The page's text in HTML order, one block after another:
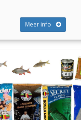
Meer info